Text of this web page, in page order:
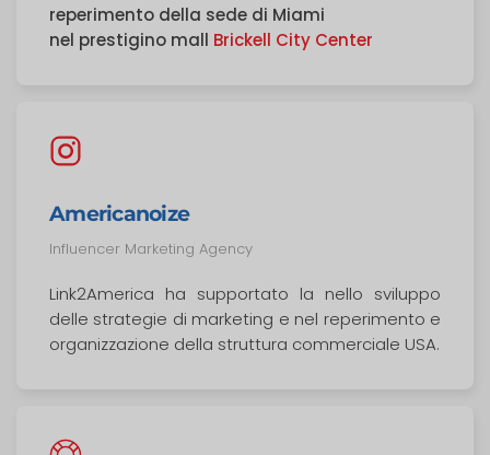
reperimento della sede di Miami
nel prestigino mall Brickell City Center
Americanoize
Influencer Marketing Agency
Link2America ha supportato la nello sviluppo
delle strategie di marketing e nel reperimento e
organizzazione della struttura commerciale USA.